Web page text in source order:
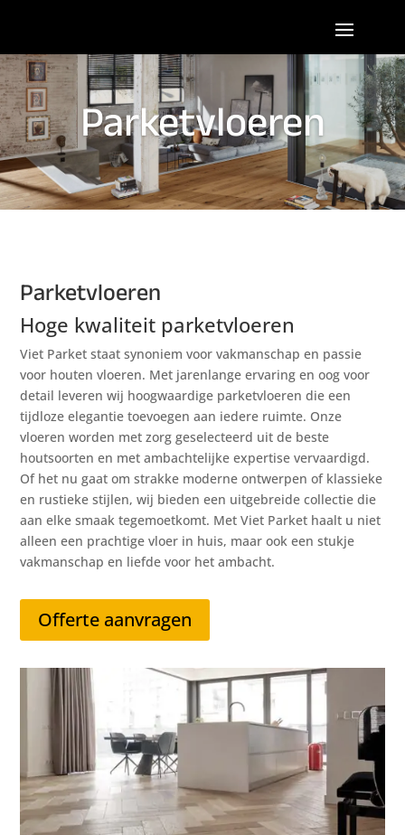
Parketvloeren
Parketvloeren
Hoge kwaliteit parketvloeren
Viet Parket staat synoniem voor vakmanschap en passie
voor houten vloeren. Met jarenlange ervaring en oog voor
detail leveren wij hoogwaardige parketvloeren die een
tijdloze elegantie toevoegen aan iedere ruimte. Onze
vloeren worden met zorg geselecteerd uit de beste
houtsoorten en met ambachtelijke expertise vervaardigd.
Of het nu gaat om strakke moderne ontwerpen of klassieke
en rustieke stijlen, wij bieden een uitgebreide collectie die
aan elke smaak tegemoetkomt. Met Viet Parket haalt u niet
alleen een prachtige vloer in huis, maar ook een stukje
vakmanschap en liefde voor het ambacht.
Offerte aanvragen